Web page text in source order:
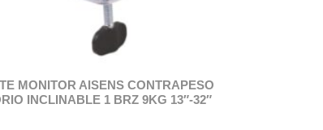
MONITOR AISENS CONTRAPESO
INCLINABLE 1 BRZ 9KG 13″-32″